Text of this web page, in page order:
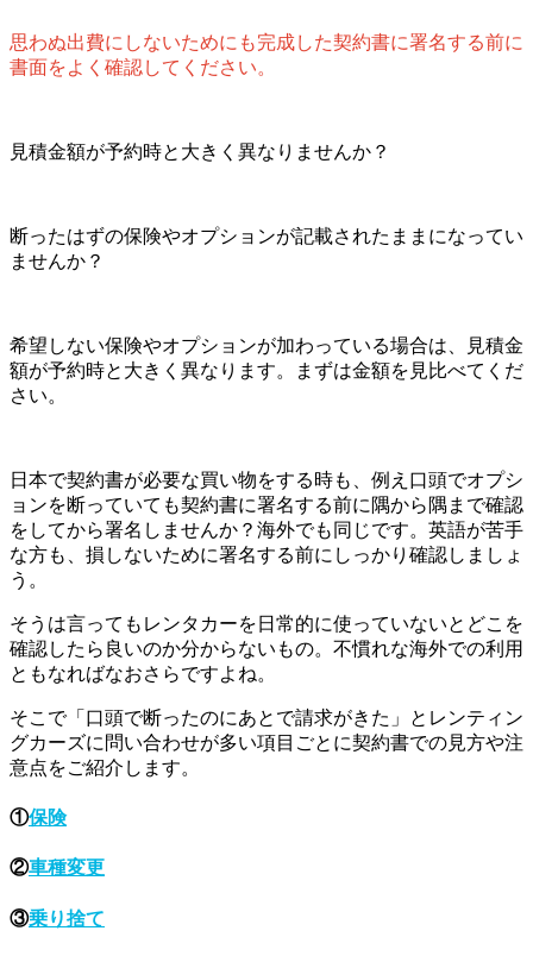
思わぬ出費にしないためにも完成した契約書に署名する前に
書面をよく確認してください。
見積金額が予約時と大きく異なりませんか？
断ったはずの保険やオプションが記載されたままになってい
ませんか？
希望しない保険やオプションが加わっている場合は、見積金
額が予約時と大きく異なります。まずは金額を見比べてくだ
さい。
日本で契約書が必要な買い物をする時も、例え口頭でオプシ
ョンを断っていても契約書に署名する前に隅から隅まで確認
をしてから署名しませんか？海外でも同じです。英語が苦手
な方も、損しないために署名する前にしっかり確認しましょ
う。
そうは言ってもレンタカーを日常的に使っていないとどこを
確認したら良いのか分からないもの。不慣れな海外での利用
ともなればなおさらですよね。
そこで「口頭で断ったのにあとで請求がきた」とレンティン
グカーズに問い合わせが多い項目ごとに契約書での見方や注
意点をご紹介します。
①保険
②車種変更
③乗り捨て